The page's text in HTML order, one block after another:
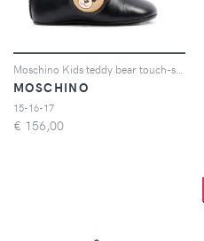
MOSCHINO
15-16-17
€ 156,00